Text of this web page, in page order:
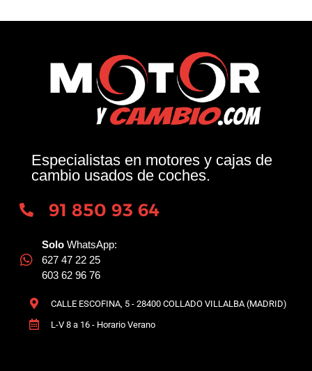
Especialistas en motores y cajas de
cambio usados de coches.
91 850 93 64
Solo WhatsApp:
627 47 22 25
603 62 96 76
CALLE ESCOFINA, 5 - 28400 COLLADO VILLALBA (MADRID)
L-V 8 a 16 - Horario Verano